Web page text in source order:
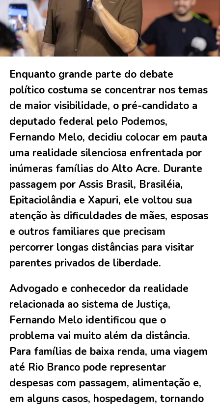
Enquanto grande parte do debate
político costuma se concentrar nos temas
de maior visibilidade, o pré-candidato a
deputado federal pelo Podemos,
Fernando Melo, decidiu colocar em pauta
uma realidade silenciosa enfrentada por
inúmeras famílias do Alto Acre. Durante
passagem por Assis Brasil, Brasiléia,
Epitaciolândia e Xapuri, ele voltou sua
atenção às dificuldades de mães, esposas
e outros familiares que precisam
percorrer longas distâncias para visitar
parentes privados de liberdade.
Advogado e conhecedor da realidade
relacionada ao sistema de Justiça,
Fernando Melo identificou que o
problema vai muito além da distância.
Para famílias de baixa renda, uma viagem
até Rio Branco pode representar
despesas com passagem, alimentação e,
em alguns casos, hospedagem, tornando